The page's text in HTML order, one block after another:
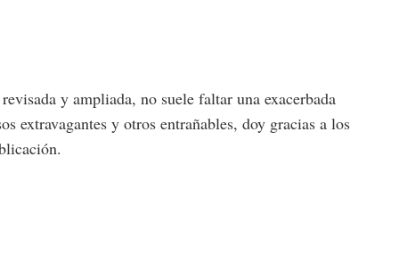
y ampliada, no suele faltar una exacerbada
extravagantes y otros entrañables, doy gracias a los